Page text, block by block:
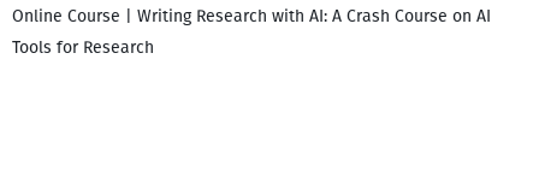
Online Course | Writing Research with AI: A Crash Course on AI
Tools for Research